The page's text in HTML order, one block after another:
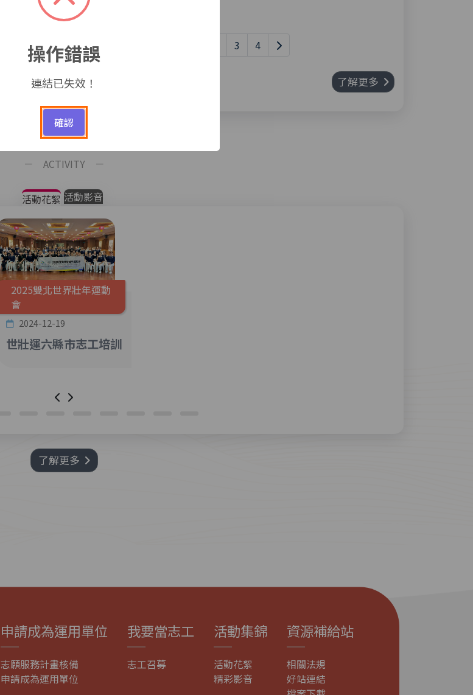
3 4
了解更多
活動集錦
－ ACTIVITY －
活動花絮 活動影音
2025雙北世界壯年運動
會
2024-12-19
世壯運六縣市志工培訓
了解更多
申請成為運用單位
志願服務計畫核備
申請成為運用單位
我要當志工
志工召募
活動集錦
活動花絮
精彩影音
資源補給站
相關法規
好站連結
操作錯誤
連結已失效！
確認